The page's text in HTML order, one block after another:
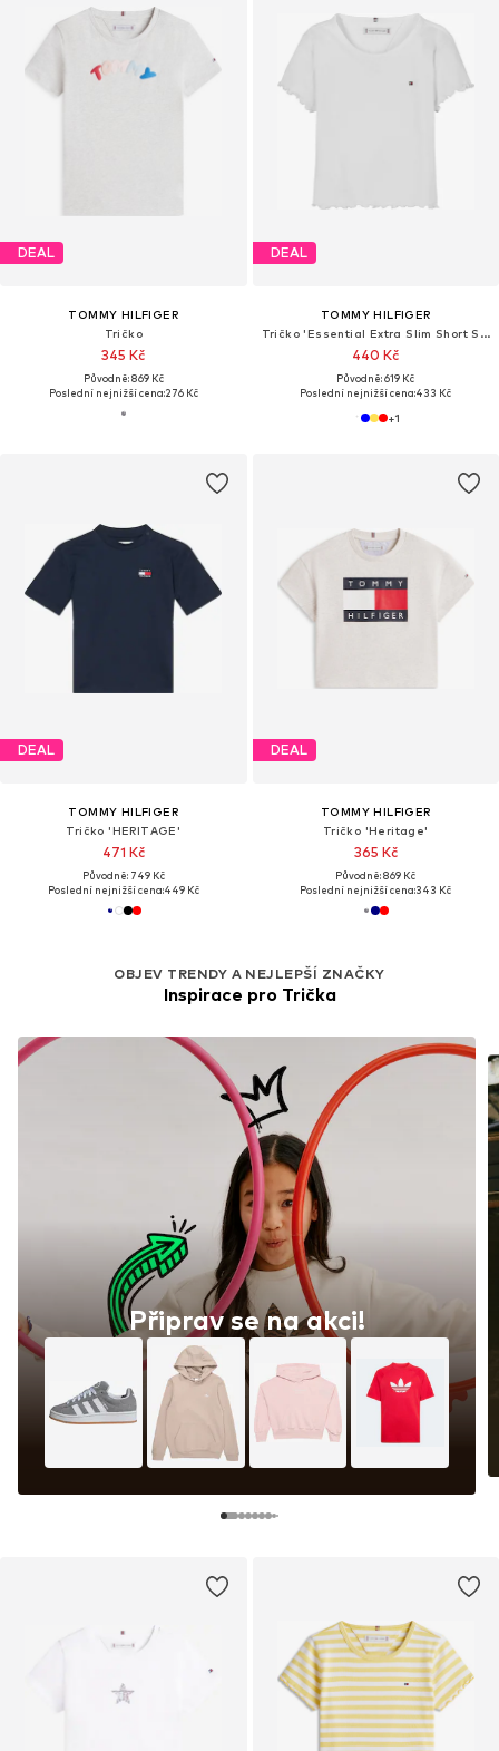
DEAL
TOMMY HILFIGER
Tričko
345 Kč
Původně: 869 Kč
Poslední nejnižší cena:276 Kč
DEAL
TOMMY HILFIGER
Tričko 'Essential Extra Slim Short Sleeve'
440 Kč
Původně: 619 Kč
Poslední nejnižší cena:433 Kč
+1
DEAL
TOMMY HILFIGER
Tričko 'HERITAGE'
471 Kč
Původně: 749 Kč
Poslední nejnižší cena:449 Kč
OBJEV TRENDY A NEJLEPŠÍ ZNAČKY
Inspirace pro Trička
Připrav se na akci!
DEAL
TOMMY HILFIGER
Tričko 'Heritage'
365 Kč
Původně: 869 Kč
Poslední nejnižší cena:343 Kč